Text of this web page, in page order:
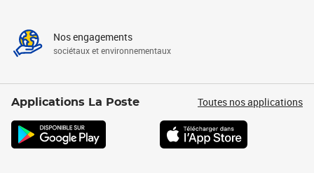
Nos engagements
sociétaux et environnementaux
Applications La Poste Toutes nos applications